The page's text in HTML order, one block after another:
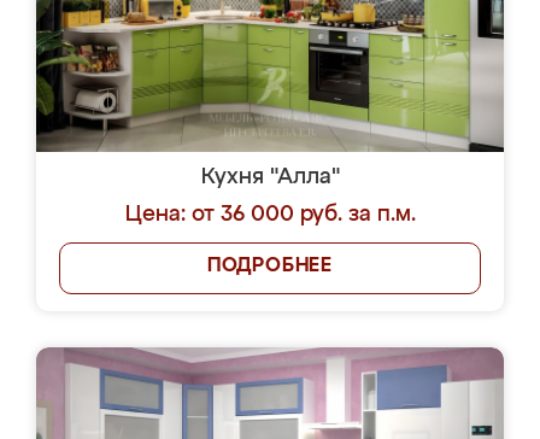
Кухня "Алла"
Цена: от 36 000 руб. за п.м.
ПОДРОБНЕЕ